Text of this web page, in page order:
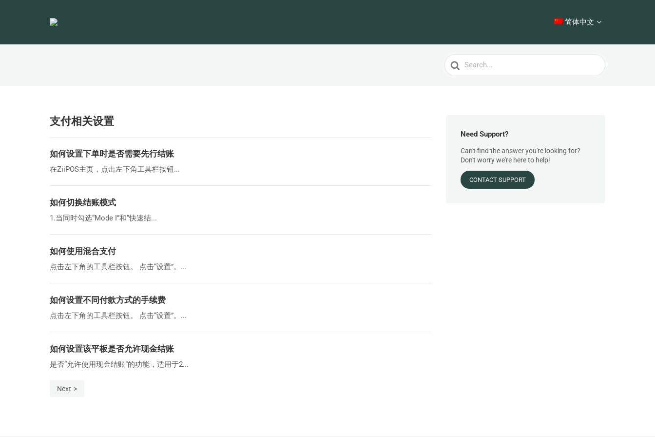
简体中文
Search
For
支付相关设置
如何设置下单时是否需要先行结账
在ZiiPOS主页，点击左下角工具栏按钮...
如何切换结账模式
1.当同时勾选“Mode I”和“快速结...
如何使用混合支付
点击左下角的工具栏按钮。 点击“设置”。...
如何设置不同付款方式的手续费
点击左下角的工具栏按钮。 点击“设置”。...
如何设置该平板是否允许现金结账
是否“允许使用现金结账”的功能，适用于2...
Next
Need Support?
Can't find the answer you're looking for?
Don't worry we're here to help!
CONTACT SUPPORT